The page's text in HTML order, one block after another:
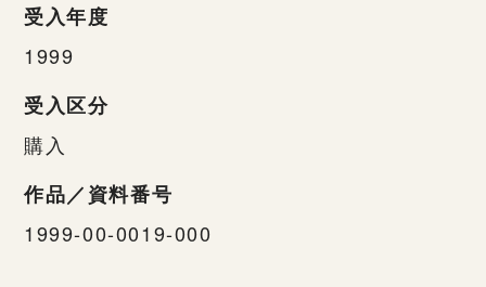
受入年度
1999
受入区分
購入
作品／資料番号
1999-00-0019-000